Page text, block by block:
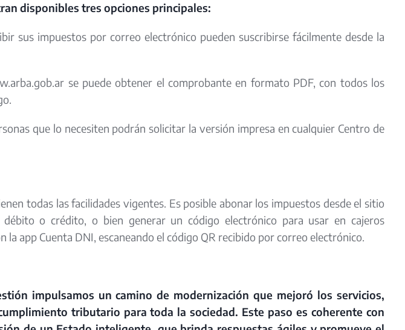
disponibles tres opciones principales:
sus impuestos por correo electrónico pueden suscribirse fácilmente desde la
se puede obtener el comprobante en formato PDF, con todos los
que lo necesiten podrán solicitar la versión impresa en cualquier Centro de
todas las facilidades vigentes. Es posible abonar los impuestos desde el sitio
o crédito, o bien generar un código electrónico para usar en cajeros
la app Cuenta DNI, escaneando el código QR recibido por correo electrónico.
impulsamos un camino de modernización que mejoró los servicios,
tributario para toda la sociedad. Este paso es coherente con